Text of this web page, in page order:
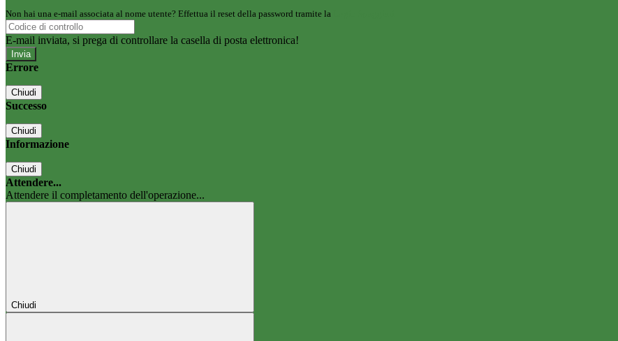
Non hai una e-mail associata al nome utente? Effettua il reset della password tramite la
E-mail inviata, si prega di controllare la casella di posta elettronica!
Errore
Chiudi
Successo
Chiudi
Informazione
Chiudi
Attendere...
Attendere il completamento dell'operazione...
Chiudi